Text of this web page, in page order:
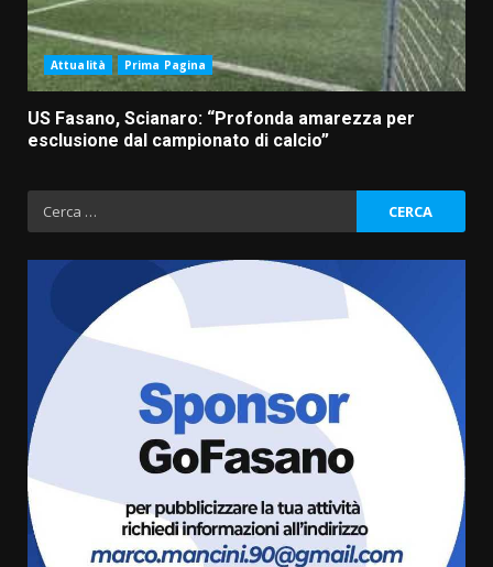
Attualità Prima Pagina
US Fasano, Scianaro: “Profonda amarezza per
esclusione dal campionato di calcio”
Ricerca
per:
“I Contestatori: Musica di
Rivoluzione”: nuovo
appuntamento con “Fasano in
Banda”
7 Agosto 2026 06:05